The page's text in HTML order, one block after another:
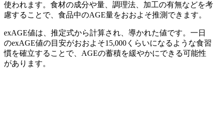
使われます。食材の成分や量、調理法、加工の有無などを考
慮することで、食品中のAGE量をおおよそ推測できます。
exAGE値は、推定式から計算され、導かれた値です。一日
のexAGE値の目安がおおよそ15,000くらいになるような食習
慣を確立することで、AGEの蓄積を緩やかにできる可能性
があります。